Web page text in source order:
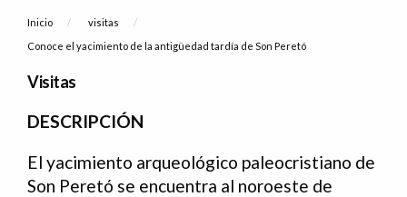
Sobrescribir enlaces de ayuda a la
Inicio
visitas
Current:
Conoce el yacimiento de la antigüedad tardía de Son Peretó
Visitas
DESCRIPCIÓN
El yacimiento arqueológico paleocristiano de
Son Peretó se encuentra al noroeste de